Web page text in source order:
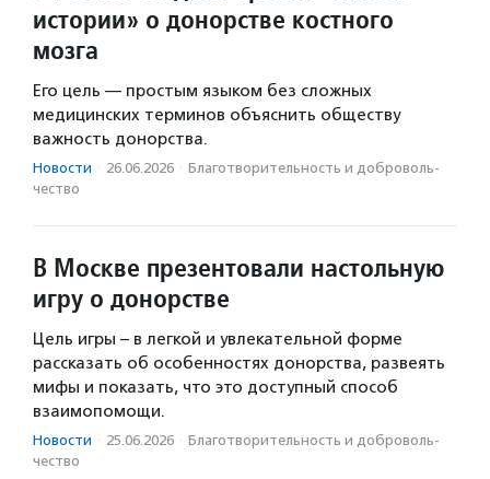
истории» о донорстве костного
мозга
Его цель — простым языком без сложных
медицинских терминов объяснить обществу
важность донорства.
Новости · 26.06.2026 · Благотвори­тель­ность и доброволь­
чест­во
В Москве презентовали настольную
игру о донорстве
Цель игры – в легкой и увлекательной форме
рассказать об особенностях донорства, развеять
мифы и показать, что это доступный способ
взаимопомощи.
Новости · 25.06.2026 · Благотвори­тель­ность и доброволь­
чест­во